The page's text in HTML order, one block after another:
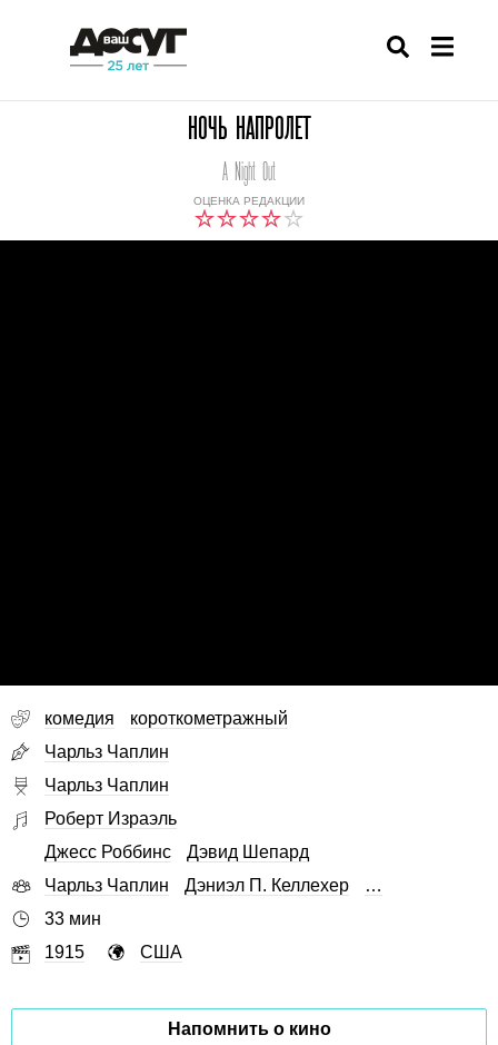
НОЧЬ НАПРОЛЕТ
ОЦЕНКА РЕДАКЦИИ
A Night Out
комедия
короткометражный
Чарльз Чаплин
Чарльз Чаплин
Роберт Израэль
Джесс Роббинс
Дэвид Шепард
Чарльз Чаплин
Дэниэл П. Келлехер
…
33 мин
1915
США
Напомнить о кино